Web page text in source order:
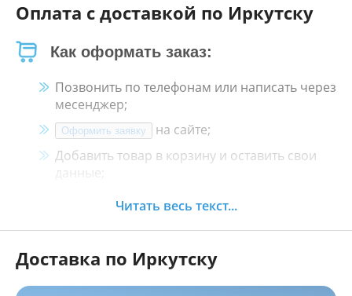
Оплата с доставкой по Иркутску
Как оформать заказ:
Позвонить по телефонам или написать через
месенджер;
Оформить заявку
на сайте;
Добавить товар в корзину и оставить свои
данные;
Менеджер свяжется с Вами в течение 30
Как оплатить:
Читать весь текст...
Доставка по Иркутску